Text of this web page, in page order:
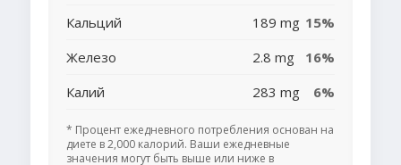
Кальций
189 mg 15%
Железо
2.8 mg
16%
Калий
283 mg 6%
* Процент ежедневного потребления основан на
диете в 2,000 калорий. Ваши ежедневные
значения могут быть выше или ниже в